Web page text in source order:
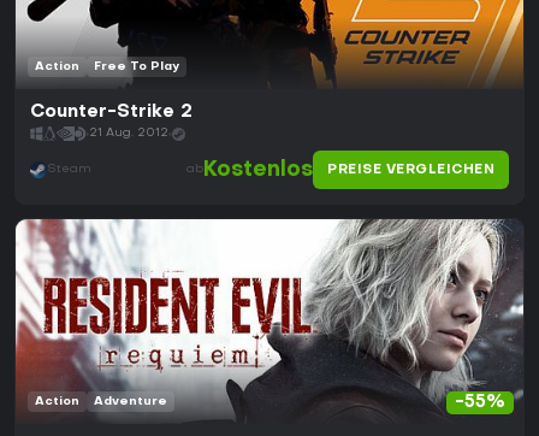
Action Free To Play
Counter-Strike 2
21 Aug. 2012
Steam ab Kostenlos PREISE VERGLEICHEN
-55%
Action Adventure